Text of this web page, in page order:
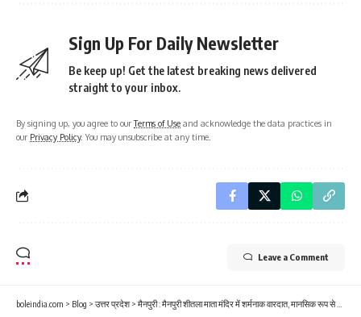
Sign Up For Daily Newsletter
Be keep up! Get the latest breaking news delivered
straight to your inbox.
By signing up, you agree to ourTerms of Use and acknowledge the data practices in
our Privacy Policy. You may unsubscribe at any time.
Leave a Comment
boleindia.com > Blog > उत्तर प्रदेश> मैनपुरी : मैनपुरी शीतला माता मंदिर में शर्मनाक वारदात, मानसिक रूप से विक्षिप्त महिला से युवक पर छेड़छाड़ का आरोप, छेड़छाड़ का वीडियो वायरल